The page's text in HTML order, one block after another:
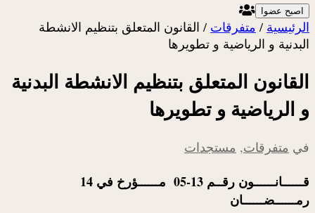
اصبح عضوا
الرئيسية / متفرقات / القانون المتعلق بتنظيم الانشطة
البدنية و الرياضية و تطويرها
القانون المتعلق بتنظيم الانشطة البدنية
و الرياضية و تطويرها
في متفرقات, مستجدات
قــــــانــــــون رقــم 13-05 مــــــؤرخ في 14
رمــــــضــــــان